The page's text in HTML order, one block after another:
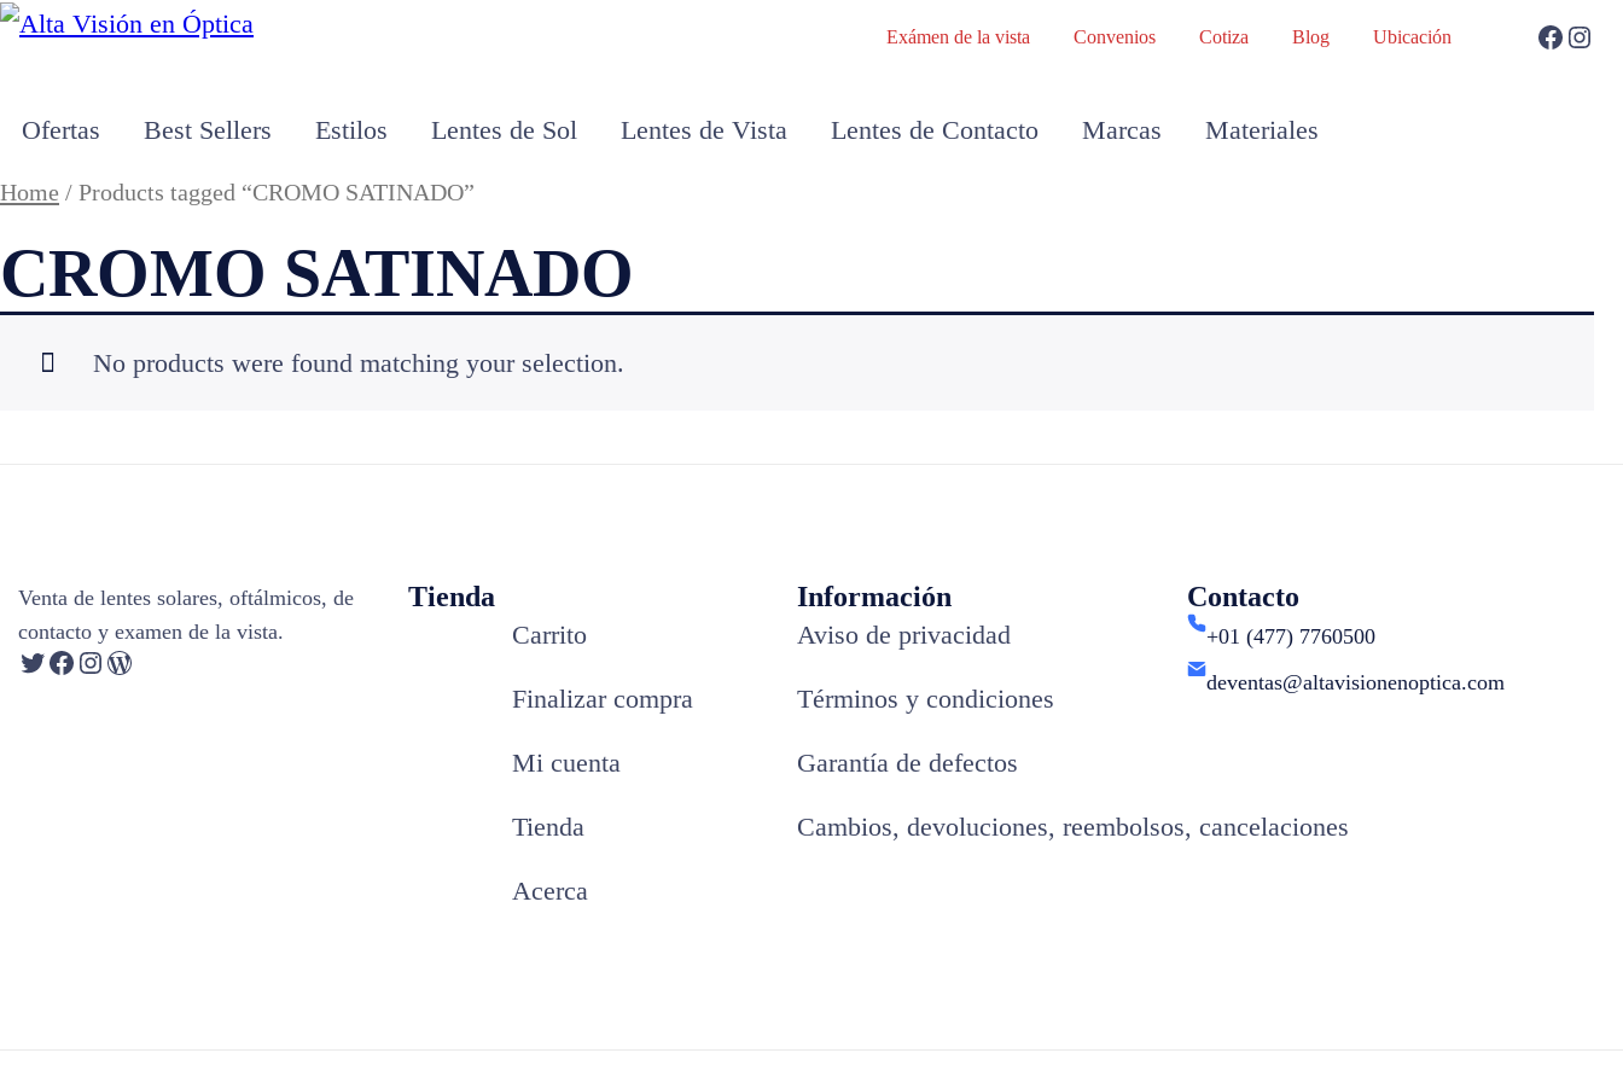
Exámen de la vista Convenios Cotiza Blog Ubicación
Ofertas Best Sellers Estilos Lentes de Sol Lentes de Vista Lentes de Contacto Marcas Materiales
Home / Products tagged “CROMO SATINADO”
CROMO SATINADO
No products were found matching your selection.
Venta de lentes solares, oftálmicos, de
contacto y examen de la vista.
Tienda
Carrito
Finalizar compra
Mi cuenta
Tienda
Acerca
Información
Aviso de privacidad
Términos y condiciones
Garantía de defectos
Cambios, devoluciones, reembolsos, cancelaciones
Contacto
+01 (477) 7760500
deventas@altavisionenoptica.com